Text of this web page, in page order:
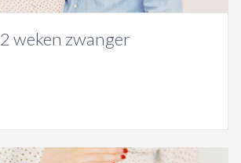
2 weken zwanger